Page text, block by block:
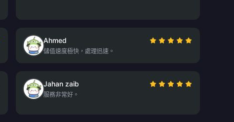
Ahmed
儲值速度極快，處理迅速。
Jahan zaib
服務非常好。